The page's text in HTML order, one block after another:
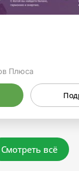
Плюса
Смотреть всё